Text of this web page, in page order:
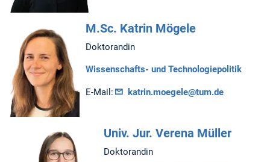
M.Sc. Katrin Mögele
Doktorandin
Wissenschafts- und Technologiepolitik
E-Mail: katrin.moegele@tum.de
Univ. Jur. Verena Müller
Doktorandin